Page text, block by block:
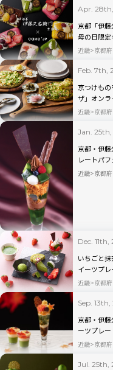
Apr.
京都「伊藤
母の日限定
近畿 京都府
Feb. 7th,
京つけも
ザ」オン
近畿 京都府
Jan. 25th,
京都・伊
レートパフ
近畿 京都府
Dec.
いちごと
イーツプレ
近畿 京都府
Sep.
京都・伊
ーツプレー
近畿 京都府
Jul. 25th,